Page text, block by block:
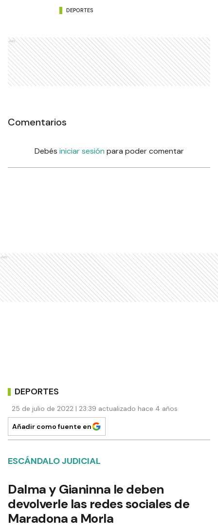
DEPORTES
Ads
Comentarios
Debés iniciar sesión para poder comentar
Ads
DEPORTES
25 de julio de 2022 | 23:39 actualizado hace 4 años
Añadir como fuente en
ESCÁNDALO JUDICIAL
Dalma y Gianinna le deben
devolverle las redes sociales de
Maradona a Morla